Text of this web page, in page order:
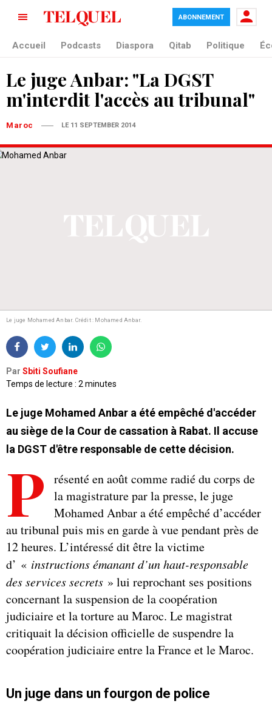
ABONNEMENT
Accueil Podcasts Diaspora Qitab Politique
Le juge Anbar: "La DGST
m'interdit l'accès au tribunal"
Maroc LE 11 SEPTEMBER 2014
Le juge Mohamed Anbar. Crédit : Mohamed Anbar.
Par Sbiti Soufiane
Temps de lecture : 2 minutes
Le juge Mohamed Anbar a été empêché d'accéder
au siège de la Cour de cassation à Rabat. Il accuse
la DGST d'être responsable de cette décision.
P
résenté en août comme radié du corps de
la magistrature par la presse, le juge
Mohamed Anbar a été empêché d’accéder
au tribunal puis mis en garde à vue pendant près de
12 heures. L’intéressé dit être la victime
d’ « instructions émanant d’un haut-responsable
des services secrets » lui reprochant ses positions
concernant la suspension de la coopération
judiciaire et la torture au Maroc. Le magistrat
critiquait la décision officielle de suspendre la
coopération judiciaire entre la France et le Maroc.
Un juge dans un fourgon de police